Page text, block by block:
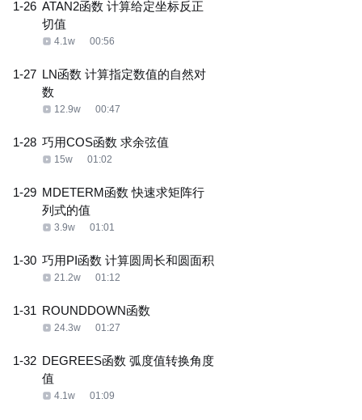
1-26 ATAN2函数 计算给定坐标反正
切值
4.1w 00:56
1-27 LN函数 计算指定数值的自然对
数
12.9w 00:47
1-28 巧用COS函数 求余弦值
15w 01:02
1-29 MDETERM函数 快速求矩阵行
列式的值
3.9w 01:01
1-30 巧用PI函数 计算圆周长和圆面积
21.2w 01:12
1-31 ROUNDDOWN函数
24.3w 01:27
1-32 DEGREES函数 弧度值转换角度
值
4.1w 01:09